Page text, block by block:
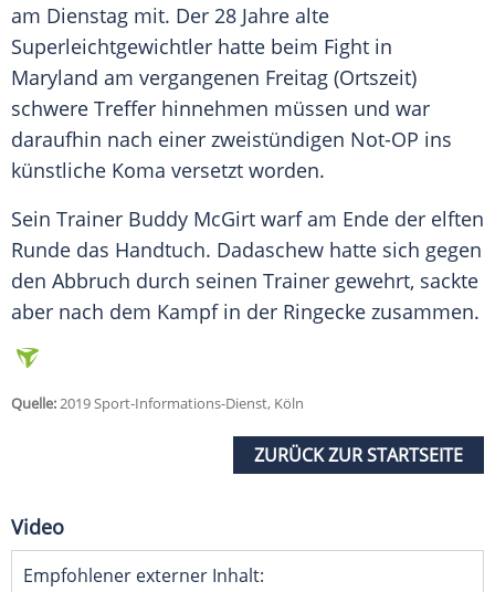
am Dienstag mit. Der 28 Jahre alte
Superleichtgewichtler hatte beim Fight in
Maryland am vergangenen Freitag (Ortszeit)
schwere Treffer hinnehmen müssen und war
daraufhin nach einer zweistündigen Not-OP ins
künstliche Koma versetzt worden.
Sein Trainer Buddy McGirt warf am Ende der elften
Runde das Handtuch. Dadaschew hatte sich gegen
den Abbruch durch seinen Trainer gewehrt, sackte
aber nach dem Kampf in der Ringecke zusammen.
Quelle:2019 Sport-Informations-Dienst, Köln
ZURÜCK ZUR STARTSEITE
Video
Empfohlener externer Inhalt: